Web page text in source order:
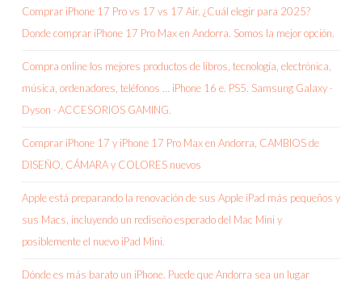
Comprar iPhone 17 Pro vs 17 vs 17 Air. ¿Cuál elegir para 2025?
Donde comprar iPhone 17 Pro Max en Andorra. Somos la mejor opción.
Compra online los mejores productos de libros, tecnología, electrónica,
música, ordenadores, teléfonos … iPhone 16 e. PS5. Samsung Galaxy ·
Dyson · ACCESORIOS GAMING.
Comprar iPhone 17 y iPhone 17 Pro Max en Andorra, CAMBIOS de
DISEÑO, CÁMARA y COLORES nuevos
Apple está preparando la renovación de sus Apple iPad más pequeños y
sus Macs, incluyendo un rediseño esperado del Mac Mini y
posiblemente el nuevo iPad Mini.
Dónde es más barato un iPhone. Puede que Andorra sea un lugar